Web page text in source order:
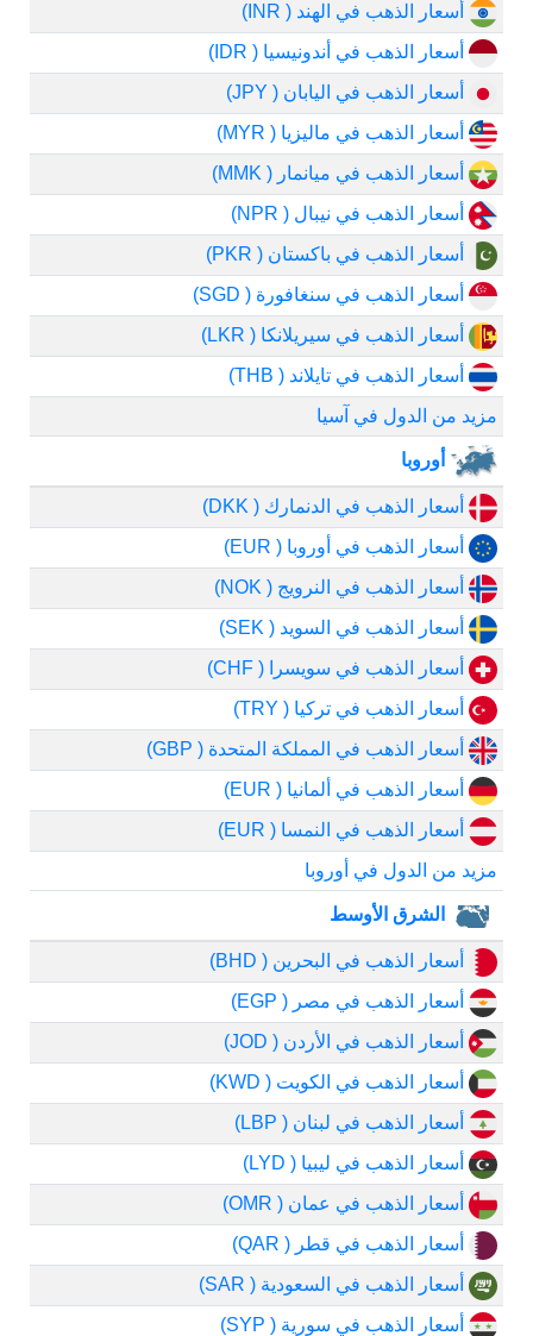
أسعار الذهب في الهند ( INR)
أسعار الذهب في أندونيسيا ( IDR)
أسعار الذهب في اليابان ( JPY)
أسعار الذهب في ماليزيا ( MYR)
أسعار الذهب في ميانمار ( MMK)
أسعار الذهب في نيبال ( NPR)
أسعار الذهب في باكستان ( PKR)
أسعار الذهب في سنغافورة ( SGD)
أسعار الذهب في سيريلانكا ( LKR)
أسعار الذهب في تايلاند ( THB)
مزيد من الدول في آسيا
أوروبا
أسعار الذهب في الدنمارك ( DKK)
أسعار الذهب في أوروبا ( EUR)
أسعار الذهب في النرويج ( NOK)
أسعار الذهب في السويد ( SEK)
أسعار الذهب في سويسرا ( CHF)
أسعار الذهب في تركيا ( TRY)
أسعار الذهب في المملكة المتحدة ( GBP)
أسعار الذهب في ألمانيا ( EUR)
أسعار الذهب في النمسا ( EUR)
مزيد من الدول في أوروبا
الشرق الأوسط
أسعار الذهب في البحرين ( BHD)
أسعار الذهب في مصر ( EGP)
أسعار الذهب في الأردن ( JOD)
أسعار الذهب في الكويت ( KWD)
أسعار الذهب في لبنان ( LBP)
أسعار الذهب في ليبيا ( LYD)
أسعار الذهب في عمان ( OMR)
أسعار الذهب في قطر ( QAR)
أسعار الذهب في السعودية ( SAR)
أسعار الذهب في سورية ( SYP)